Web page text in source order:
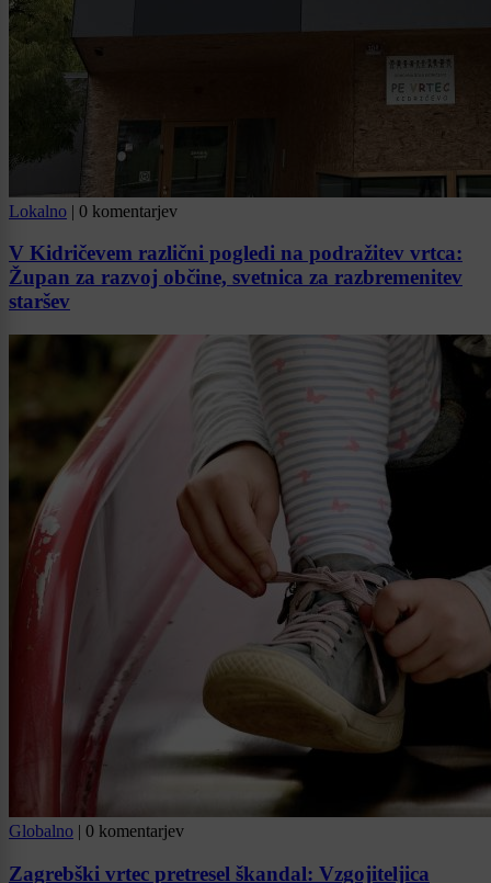
Lokalno | 0 komentarjev
V Kidričevem različni pogledi na podražitev vrtca:
Župan za razvoj občine, svetnica za razbremenitev
staršev
Globalno | 0 komentarjev
Zagrebški vrtec pretresel škandal: Vzgojiteljica